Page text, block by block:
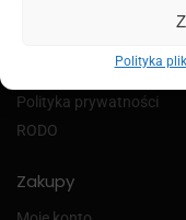
Polityka
Polityka prywatności
RODO
Zakupy